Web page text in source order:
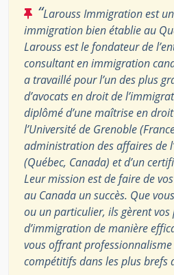
“Larouss Immigration est
immigration bien établie au
Larouss est le fondateur de
consultant en immigration
a travaillé pour l’un des plus
d’avocats en droit de
diplômé d’une maîtrise en
l’Université de Grenoble
administration des affaires de
(Québec, Canada) et d’un
Leur mission est de faire de
au Canada un succès. Que
ou un particulier, ils gèrent vos
d’immigration de manière
vous offrant
compétitifs dans les plus brefs